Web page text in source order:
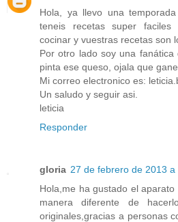
Hola, ya llevo una
teneis recetas super
cocinar y vuestras recetas son
Por otro lado soy una
pinta ese queso, ojala que
Mi correo electronico es:
Un saludo y seguir asi.
leticia
Responder
gloria 27 de febrero de 2013 a
Hola,me ha gustado el
manera diferente de
originales,gracias a personas